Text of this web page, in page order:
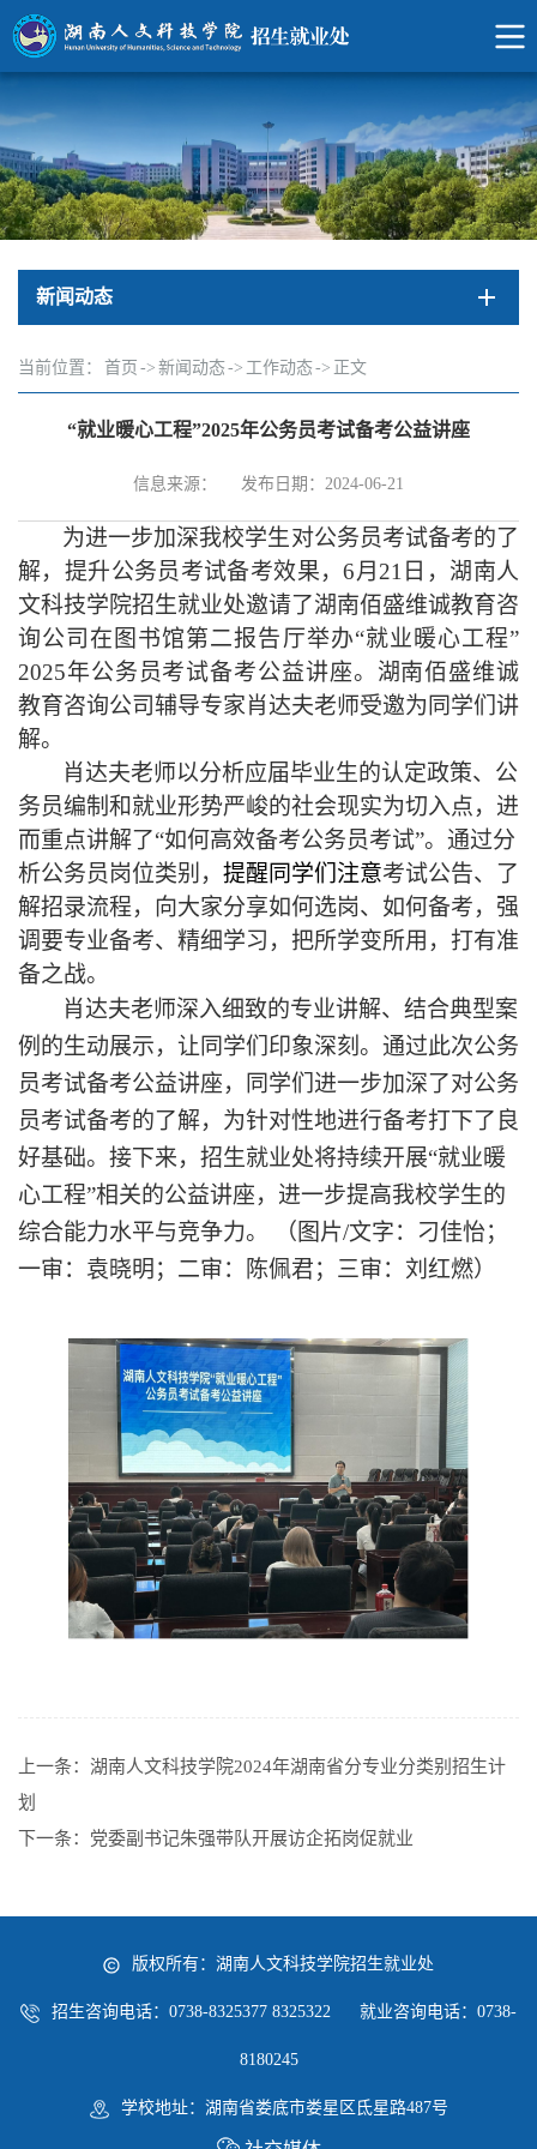
新闻动态
当前位置： 首页 -> 新闻动态-> 工作动态-> 正文
“就业暖心工程”2025年公务员考试备考公益讲座
信息来源： 发布日期：2024-06-21
为进一步加深我校学生对公务员考试备考的了
解，提升公务员考试备考效果，6月 21 日， 湖南人
文科技学院招生就业处邀请了湖南佰盛维诚教育咨
询公司在图书馆第二报告厅举办“就业暖心工程”
2025年公务员考试备考公益讲座。湖南佰盛维诚
教育咨询公司 辅导专家肖达夫老师受邀为同学们讲
解。
肖达夫老师以分析应届毕业生的认定政策、 公
务员编制和就业形势严峻的社会现实为切入点， 进
而重点讲解了“如何高效备考公务员考试”。 通过分
析公务员岗位类别 ， 提醒同学们注意考试公告、 了
解招录流程， 向大家分享如何选岗、 如何备考， 强
调要专业备考、精细学习， 把所学变所用 ，打有准
备之战。
肖达夫老师深入细致的专业讲解、结合典型案
例的生动展示，让同学们印象深刻。 通过此次公务
员考试备考公益讲座，同学们进一步加深了对公务
员考试备考的了解， 为针对性地进行备考打下了良
好基础。接下来，招生就业处将持续开展“就业暖
心工程”相关的公益讲座，进一步提高我校学生的
综合能力水平与竞争力。
（图片/文字：刁佳怡；
一审：袁晓明；二审：陈佩君；三审：刘红燃）
上一条： 湖南人文科技学院2024年湖南省分专业分类别招生计
划
下一条： 党委副书记朱强带队开展访企拓岗促就业
版权所有：湖南人文科技学院招生就业处
招生咨询电话：0738-8325377 8325322 就业咨询电话：0738-
8180245
学校地址：湖南省娄底市娄星区氐星路487号